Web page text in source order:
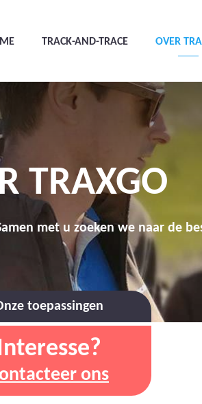
TRACK-AND-TRACE OVER
TRAXGO
met u zoeken we naar de
toepassingen
ons